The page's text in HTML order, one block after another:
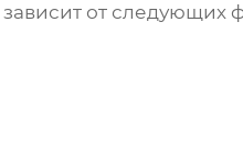
зависит от следующих